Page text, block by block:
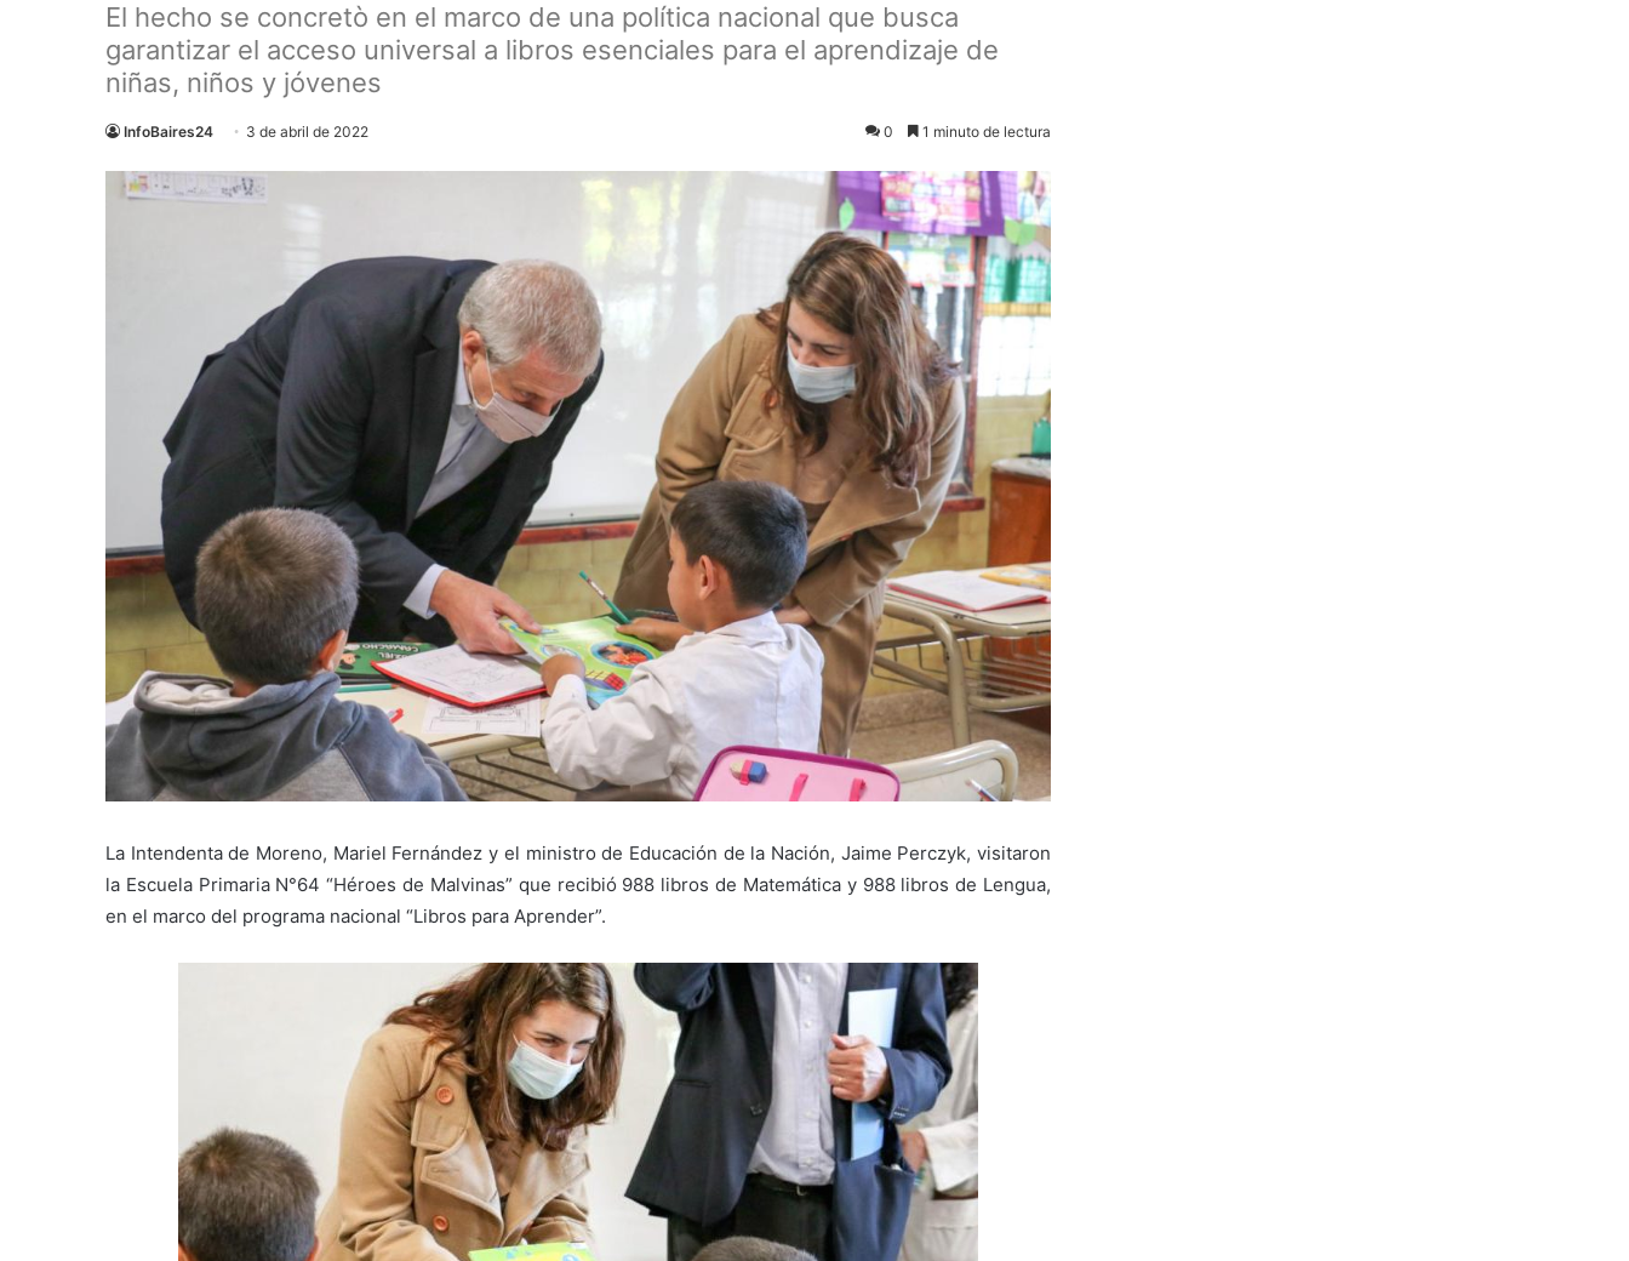
El hecho se concretò en el marco de una política nacional que busca
garantizar el acceso universal a libros esenciales para el aprendizaje de
niñas, niños y jóvenes
InfoBaires24 3 de abril de 2022 0 1 minuto de lectura
La Intendenta de Moreno, Mariel Fernández y el ministro de Educación de la Nación, Jaime Perczyk, visitaron
la Escuela Primaria N°64 “Héroes de Malvinas” que recibió 988 libros de Matemática y 988 libros de Lengua,
en el marco del programa nacional “Libros para Aprender”.